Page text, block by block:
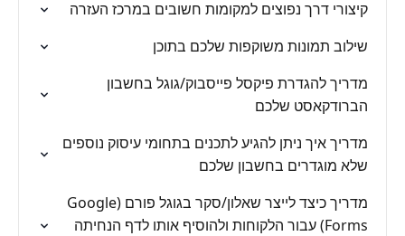
קיצורי דרך נפוצים למקומות חשובים במרכז העזרה
שילוב תמונות משוקפות שלכם בתוכן
מדריך להגדרת פיקסל פייסבוק/גוגל בחשבון
הברודקאסט שלכם
מדריך איך ניתן להגיע לתכנים בתחומי עיסוק נוספים
שלא מוגדרים בחשבון שלכם
מדריך כיצד לייצר שאלון/סקר בגוגל פורם (Google
Forms) עבור הלקוחות ולהוסיף אותו לדף הנחיתה